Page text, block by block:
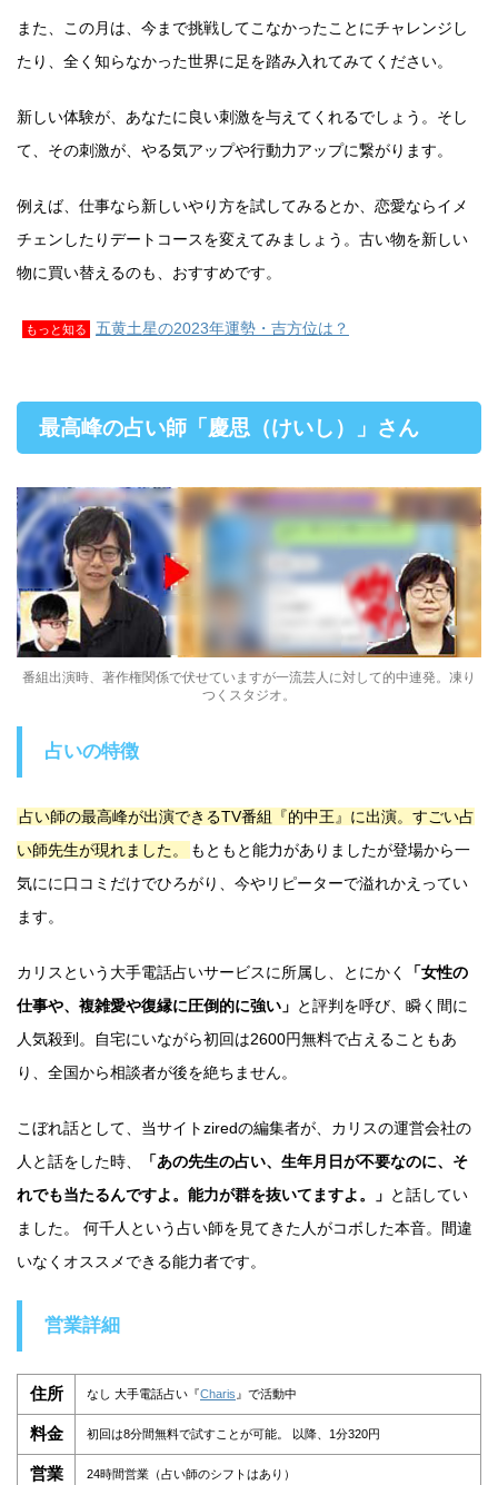
また、この月は、今まで挑戦してこなかったことにチャレンジし
たり、全く知らなかった世界に足を踏み入れてみてください。
新しい体験が、あなたに良い刺激を与えてくれるでしょう。そし
て、その刺激が、やる気アップや行動力アップに繋がります。
例えば、仕事なら新しいやり方を試してみるとか、恋愛ならイメ
チェンしたりデートコースを変えてみましょう。古い物を新しい
物に買い替えるのも、おすすめです。
もっと知る 五黄土星の2023年運勢・吉方位は？
最高峰の占い師「慶思（けいし）」さん
番組出演時、著作権関係で伏せていますが一流芸人に対して的中連発。凍り
つくスタジオ。
占いの特徴
占い師の最高峰が出演できるTV番組『的中王』に出演。すごい占
い師先生が現れました。
もともと能力がありましたが登場から一
気にに口コミだけでひろがり、今やリピーターで溢れかえってい
ます。
カリスという大手電話占いサービスに所属し、とにかく
「女性の
仕事や、複雑愛や復縁に圧倒的に強い」 と評判を呼び、瞬く間に
人気殺到。自宅にいながら初回は2600円無料で占えることもあ
り、全国から相談者が後を絶ちません。
こぼれ話として、当サイトziredの編集者が、カリスの運営会社の
人と話をした時、
「あの先生の占い、生年月日が不要なのに、そ
れでも当たるんですよ。能力が群を抜いてますよ。」 と話してい
ました。 何千人という占い師を見てきた人がコボした本音。間違
いなくオススメできる能力者です。
営業詳細
住所 なし 大手電話占い『Charis 』で活動中
料金 初回は8分間無料で試すことが可能。 以降、1分320円
営業 24時間営業（占い師のシフトはあり）